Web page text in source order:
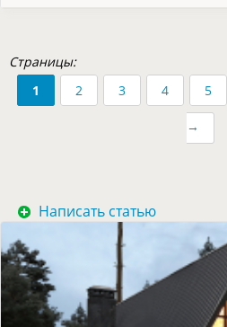
Страницы:
1
2 3 4 5
→
Написать статью